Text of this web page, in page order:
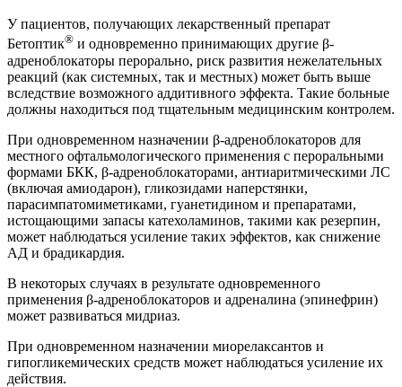
У пациентов, получающих лекарственный препарат
Бетоптик® и одновременно принимающих другие β-
адреноблокаторы перорально, риск развития нежелательных
реакций (как системных, так и местных) может быть выше
вследствие возможного аддитивного эффекта. Такие больные
должны находиться под тщательным медицинским контролем.
При одновременном назначении β-адреноблокаторов для
местного офтальмологического применения с пероральными
формами БКК, β-адреноблокаторами, антиаритмическими ЛС
(включая амиодарон), гликозидами наперстянки,
парасимпатомиметиками, гуанетидином и препаратами,
истощающими запасы катехоламинов, такими как резерпин,
может наблюдаться усиление таких эффектов, как снижение
АД и брадикардия.
В некоторых случаях в результате одновременного
применения β-адреноблокаторов и адреналина (эпинефрин)
может развиваться мидриаз.
При одновременном назначении миорелаксантов и
гипогликемических средств может наблюдаться усиление их
действия.